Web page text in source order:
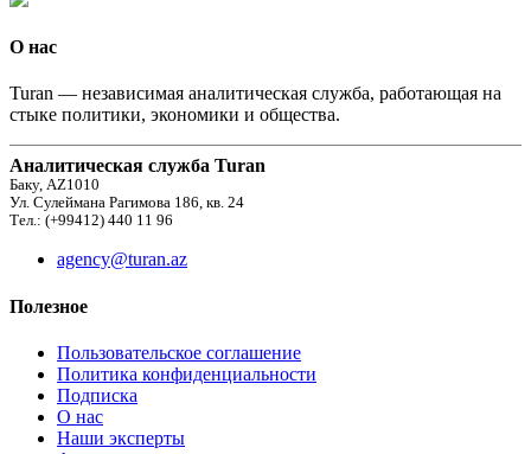
О нас
Turan — независимая аналитическая служба, работающая на
стыке политики, экономики и общества.
Аналитическая служба Turan
Баку, AZ1010
Ул. Сулеймана Рагимова 186, кв. 24
Тел.: (+99412) 440 11 96
agency@turan.az
Полезное
Пользовательское соглашение
Политика конфиденциальности
Подписка
О нас
Наши эксперты